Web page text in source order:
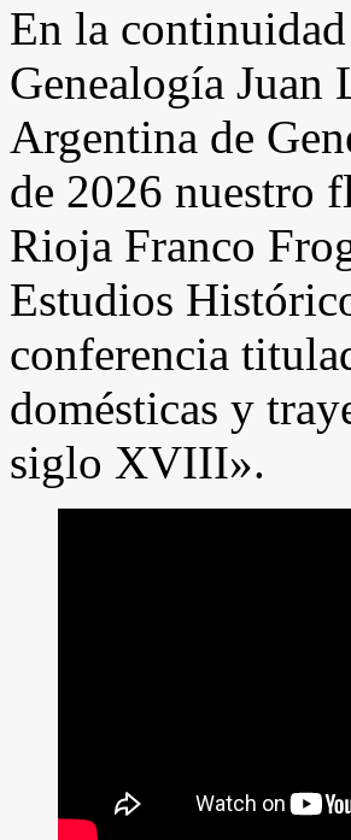
En la
Genealogía Juan
Argentina de
de 2026 nuestro
Rioja Franco
Estudios
conferencia
domésticas y
siglo XVIII».